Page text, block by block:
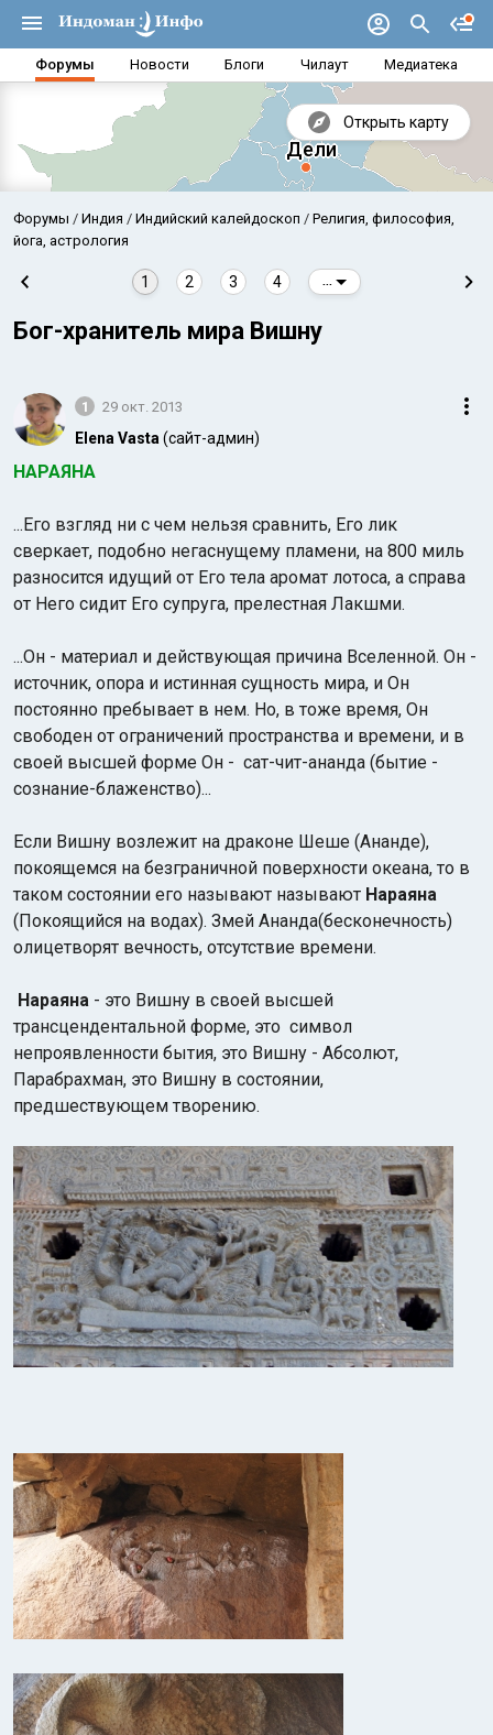
Форумы Новости Блоги Чилаут Медиатека
Открыть карту
Аравийское море
Индийский океан
Форумы Индия Индийский калейдоскоп
Религия, философия,
йога, астрология
1 2 3 4
Бог-хранитель мира Вишну
1 29 окт. 2013
Elena Vasta (сайт-админ)
НАРАЯНА
...Его взгляд ни с чем нельзя сравнить, Его лик
сверкает, подобно негаснущему пламени, на 800 миль
разносится идущий от Его тела аромат лотоса, а справа
от Него сидит Его супруга, прелестная Лакшми.
...Он - материал и действующая причина Вселенной. Он -
источник, опора и истинная сущность мира, и Он
постоянно пребывает в нем. Но, в тоже время, Он
свободен от ограничений пространства и времени, и в
своей высшей форме Он - сат-чит-ананда (бытие -
сознание-блаженство)...
Если Вишну возлежит на драконе Шеше (Ананде),
покоящемся на безграничной поверхности океана, то в
таком состоянии его называют называют Нараяна
(Покоящийся на водах). Змей Ананда(бесконечность)
олицетворят вечность, отсутствие времени.
Нараяна - это Вишну в своей высшей
трансцендентальной форме, это символ
непроявленности бытия, это Вишну - Абсолют,
Парабрахман, это Вишну в состоянии,
предшествующем творению.